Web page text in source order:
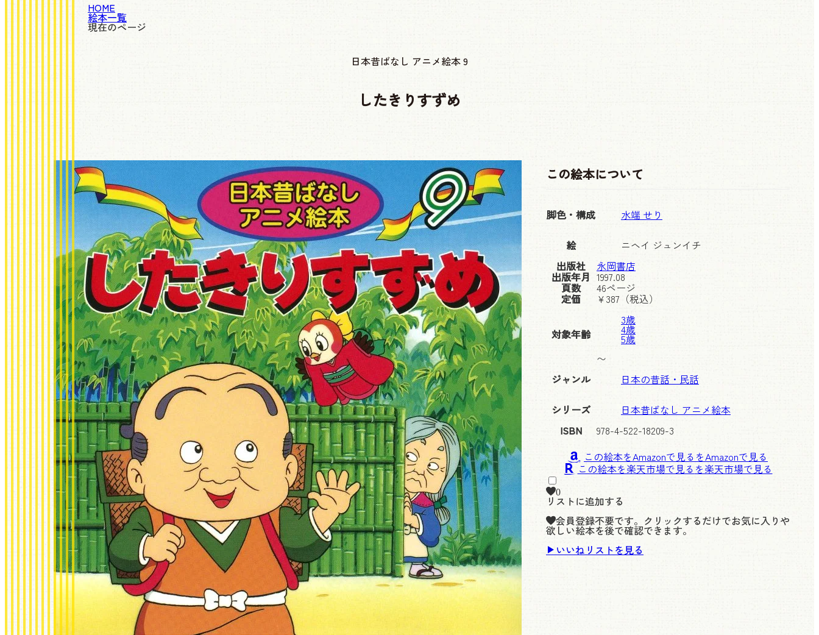
HOME
絵本一覧
現在のページ
日本昔ばなし アニメ絵本 9
したきりすずめ
この絵本について
脚色・構成 水端 せり
絵
ニヘイ ジュンイチ
出版社
永岡書店
出版年月 1997.08
頁数 46ページ
定価 ¥387 （税込）
対象年齢
3歳
4歳
5歳
〜
ジャンル
日本の昔話・民話
シリーズ
日本昔ばなし アニメ絵本
ISBN
978-4-522-18209-3
この絵本をAmazonで見る
この絵本を楽天市場で見る
0
リストに追加する
会員登録不要です。クリックするだけでお気に入りや
欲しい絵本を後で確認できます。
いいねリストを見る